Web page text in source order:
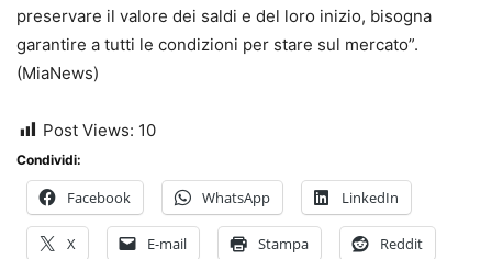
preservare il valore dei saldi e del loro inizio, bisogna
garantire a tutti le condizioni per stare sul mercato”.
(MiaNews)
Post Views: 10
Condividi:
Facebook WhatsApp LinkedIn
X E-mail Stampa Reddit